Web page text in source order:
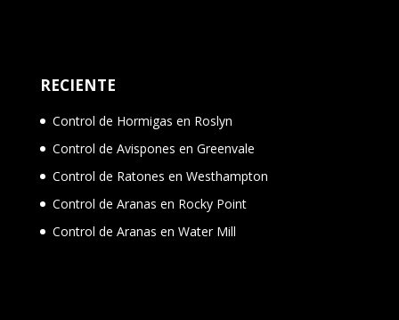
RECIENTE
Control de Hormigas en Roslyn
Control de Avispones en Greenvale
Control de Ratones en Westhampton
Control de Aranas en Rocky Point
Control de Aranas en Water Mill